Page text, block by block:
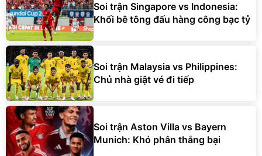
Soi trận Singapore vs Indonesia:
Khối bê tông đấu hàng công bạc tỷ
Soi trận Malaysia vs Philippines:
Chủ nhà giật vé đi tiếp
Soi trận Aston Villa vs Bayern
Munich: Khó phân thắng bại